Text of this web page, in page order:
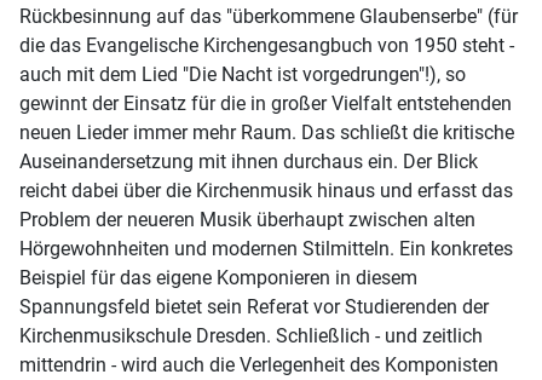
Rückbesinnung auf das "überkommene Glaubenserbe" (für
die das Evangelische Kirchengesangbuch von 1950 steht -
auch mit dem Lied "Die Nacht ist vorgedrungen"!), so
gewinnt der Einsatz für die in großer Vielfalt entstehenden
neuen Lieder immer mehr Raum. Das schließt die kritische
Auseinandersetzung mit ihnen durchaus ein. Der Blick
reicht dabei über die Kirchenmusik hinaus und erfasst das
Problem der neueren Musik überhaupt zwischen alten
Hörgewohnheiten und modernen Stilmitteln. Ein konkretes
Beispiel für das eigene Komponieren in diesem
Spannungsfeld bietet sein Referat vor Studierenden der
Kirchenmusikschule Dresden. Schließlich - und zeitlich
mittendrin - wird auch die Verlegenheit des Komponisten